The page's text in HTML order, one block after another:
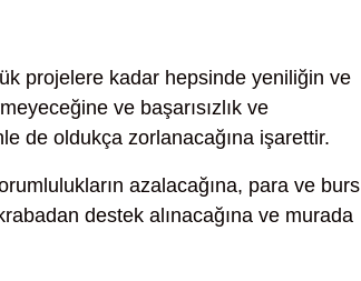
projelere kadar hepsinde yeniliğin ve
ve başarısızlık ve
de oldukça zorlanacağına işarettir.
azalacağına, para ve burs
destek alınacağına ve murada